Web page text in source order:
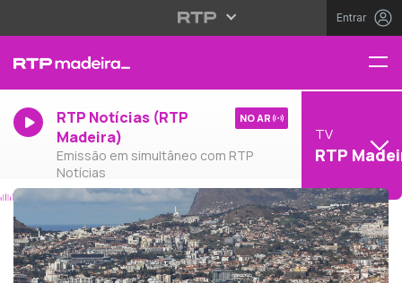
Entrar
RTP Notícias (RTP
Madeira)
Emissão em simultâneo com RTP
Notícias
NO AR
TV
RTP